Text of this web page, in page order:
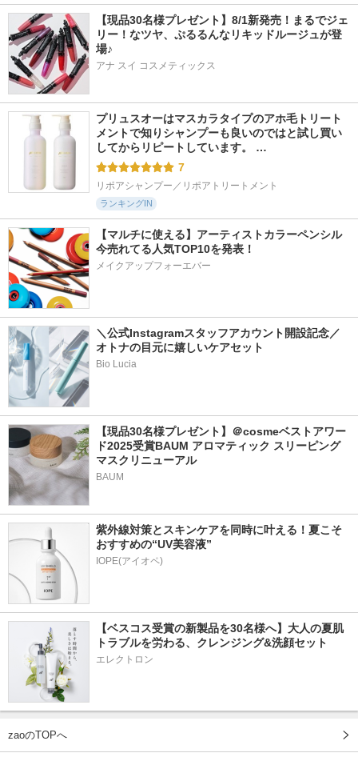
【現品30名様プレゼント】8/1新発売！まるでジェ
リー！なツヤ、ぷるるんなリキッドルージュが登
場♪
アナ スイ コスメティックス
プリュスオーはマスカラタイプのアホ毛トリート
メントで知りシャンプーも良いのではと試し買い
してからリピートしています。 …
7
リポアシャンプー／リポアトリートメント
ランキングIN
【マルチに使える】アーティストカラーペンシル
今売れてる人気TOP10を発表！
メイクアップフォーエバー
＼公式Instagramスタッフアカウント開設記念／
オトナの目元に嬉しいケアセット
Bio Lucia
【現品30名様プレゼント】＠cosmeベストアワー
ド2025受賞BAUM アロマティック スリーピング
マスクリニューアル
BAUM
紫外線対策とスキンケアを同時に叶える！夏こそ
おすすめの“UV美容液”
IOPE(アイオペ)
【ベスコス受賞の新製品を30名様へ】大人の夏肌
トラブルを労わる、クレンジング&洗顔セット
エレクトロン
zaoのTOPへ